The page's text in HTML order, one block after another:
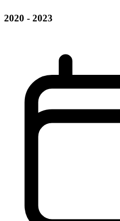
2020 - 2023